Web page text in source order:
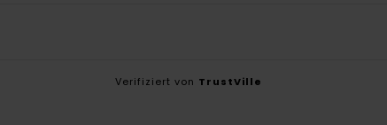
Verifiziert von TrustVille